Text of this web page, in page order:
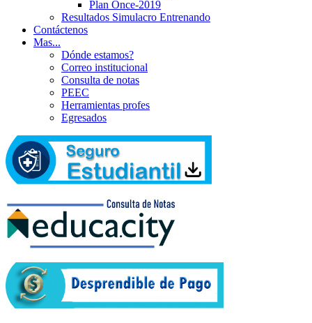
Plan Once-2019
Resultados Simulacro Entrenando
Contáctenos
Mas...
Dónde estamos?
Correo institucional
Consulta de notas
PEEC
Herramientas profes
Egresados